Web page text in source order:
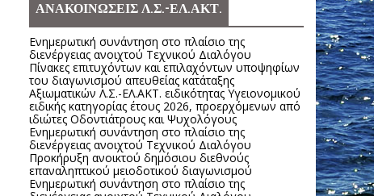
ΑΝΑΚΟΙΝΩΣΕΙΣ Λ.Σ.-ΕΛ.ΑΚΤ.
Ενημερωτική συνάντηση στο πλαίσιο της
διενέργειας ανοιχτού Τεχνικού Διαλόγου
Πίνακες επιτυχόντων και επιλαχόντων υποψηφίων
του διαγωνισμού απευθείας κατάταξης
Αξιωματικών Λ.Σ.-ΕΛ.ΑΚΤ. ειδικότητας Υγειονομικού
ειδικής κατηγορίας έτους 2026, προερχόμενων από
ιδιώτες Οδοντιάτρους και Ψυχολόγους
Ενημερωτική συνάντηση στο πλαίσιο της
διενέργειας ανοιχτού Τεχνικού Διαλόγου
Προκήρυξη ανοικτού δημόσιου διεθνούς
επαναληπτικού μειοδοτικού διαγωνισμού
Ενημερωτική συνάντηση στο πλαίσιο της